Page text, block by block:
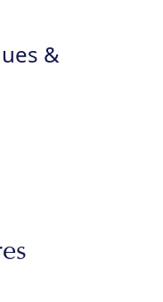
&